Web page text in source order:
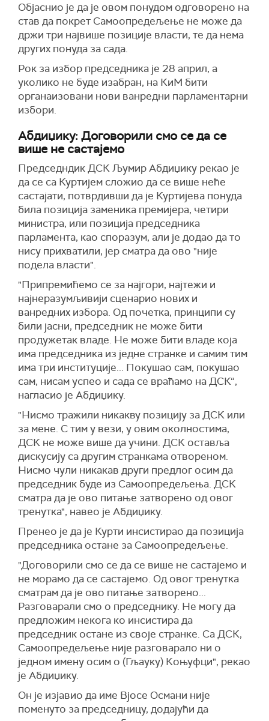
Објаснио је да је овом понудом одговорено на
став да покрет Самоопредељење не може да
држи три највише позиције власти, те да нема
других понуда за сада.
Рок за избор председника је 28 април, а
уколико не буде изабран, на КиМ бити
органаизовани нови ванредни парламентарни
избори.
Абдиџику: Договорили смо се да се
више не састајемо
Председндик ДСК Љумир Абдиџику рекао је
да се са Куртијем сложио да се више неће
састајати, потврдивши да је Куртијева понуда
била позиција заменика премијера, четири
министра, или позиција председника
парламента, као споразум, али је додао да то
нису прихватили, јер сматра да ово "није
подела власти".
"Припремићемо се за најгори, најтежи и
најнеразумљивији сценарио нових и
ванредних избора. Од почетка, принципи су
били јасни, председник не може бити
продужетак владе. Не може бити владе која
има председника из једне странке и самим тим
има три институције... Покушао сам, покушао
сам, нисам успео и сада се враћамо на ДСК“,
нагласио је Абдиџику.
"Нисмо тражили никакву позицију за ДСК или
за мене. С тим у вези, у овим околностима,
ДСК не може више да учини. ДСК оставља
дискусију са другим странкама отвореном.
Нисмо чули никакав други предлог осим да
председник буде из Самоопредељења. ДСК
сматра да је ово питање затворено од овог
тренутка", навео је Абдиџику.
Пренео је да је Курти инсистирао да позиција
председника остане за Самоопредељење.
"Договорили смо се да се више не састајемо и
не морамо да се састајемо. Од овог тренутка
сматрам да је ово питање затворено...
Разговарали смо о председнику. Не могу да
предложим некога ко инсистира да
председник остане из своје странке. Са ДСК,
Самоопредељење није разговарало ни о
једном имену осим о (Гљауку) Коњуфци", рекао
је Абдиџику.
Он је изјавио да име Вјосе Османи није
поменуто за председницу, додајући да